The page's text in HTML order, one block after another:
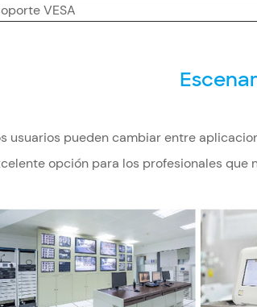
VESA
usuarios pueden cambiar entre
opción para los profesionales